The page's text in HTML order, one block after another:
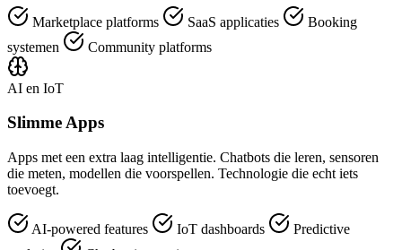
Marketplace platforms SaaS applicaties
Booking
systemen
Community platforms
AI en IoT
Slimme Apps
Apps met een extra laag intelligentie. Chatbots die leren, sensoren
die meten, modellen die voorspellen. Technologie die echt iets
toevoegt.
AI-powered features IoT dashboards
Predictive